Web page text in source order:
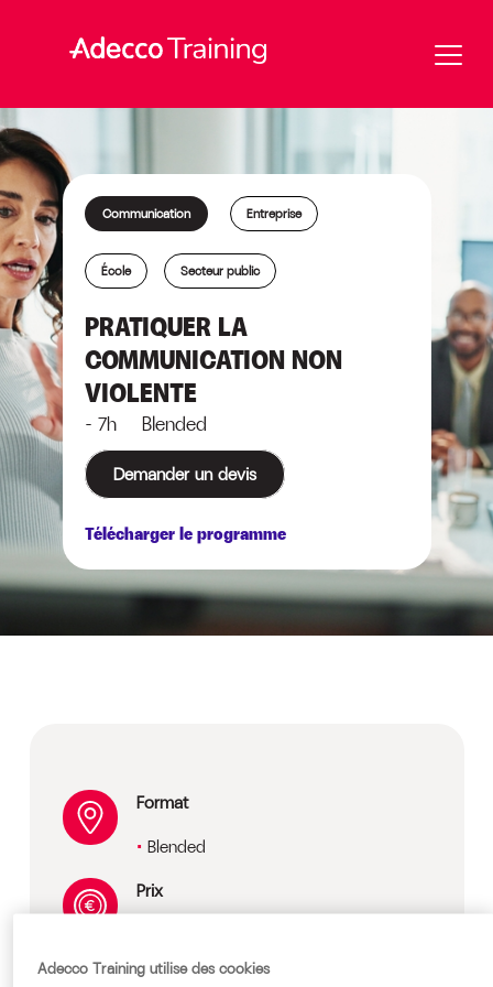
Communication Entreprise
École Secteur public
PRATIQUER LA
COMMUNICATION NON
VIOLENTE
- 7h Blended
Demander un devis
Télécharger le programme
Format
Blended
Prix
Public cible
Adecco Training utilise des cookies